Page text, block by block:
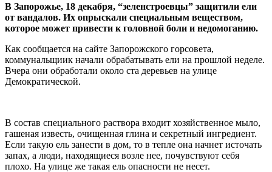
В Запорожье, 18 декабря, “зеленстроевцы” защитили ели
от вандалов. Их опрыскали специальным веществом,
которое может привести к головной боли и недомоганию.
Как сообщается на сайте Запорожского горсовета,
коммунальщиик начали обрабатывать ели на прошлой неделе.
Вчера они обработали около ста деревьев на улице
Демократической.
В состав специального раствора входит хозяйственное мыло,
гашеная известь, очищенная глина и секретный ингредиент.
Если такую ель занести в дом, то в тепле она начнет источать
запах, а люди, находящиеся возле нее, почувствуют себя
плохо. На улице же такая ель опасности не несет.